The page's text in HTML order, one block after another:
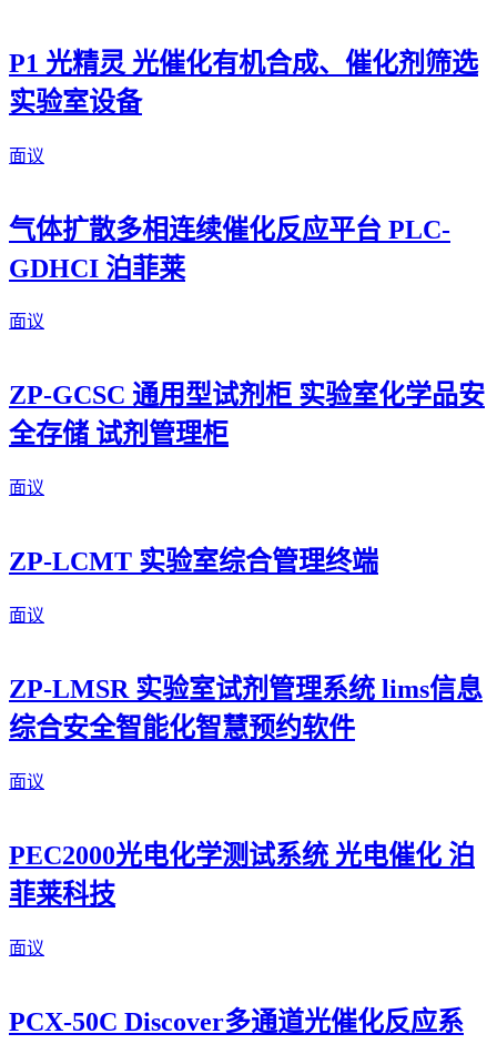
P1 光精灵 光催化有机合成、催化剂筛选
实验室设备
面议
气体扩散多相连续催化反应平台 PLC-
GDHCI 泊菲莱
面议
ZP-GCSC 通用型试剂柜 实验室化学品安
全存储 试剂管理柜
面议
ZP-LCMT 实验室综合管理终端
面议
ZP-LMSR 实验室试剂管理系统 lims信息
综合安全智能化智慧预约软件
面议
PEC2000光电化学测试系统 光电催化 泊
菲莱科技
面议
PCX-50C Discover多通道光催化反应系